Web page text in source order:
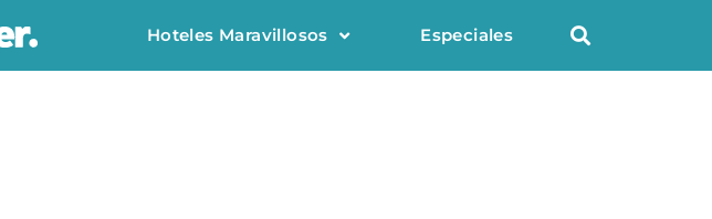
Hoteles Maravillosos Especiales